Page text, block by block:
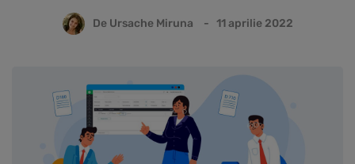
De Ursache Miruna 11 aprilie 2022